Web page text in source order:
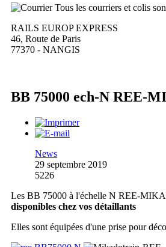
Tous les courriers et colis
RAILS EUROP EXPRESS
46, Route de Paris
77370 - NANGIS
BB 75000 ech-N REE-
News
29 septembre 2019
5226
Les BB 75000 à l'échelle N REE-
disponibles chez vos détaillants
Elles sont équipées d'une prise pour